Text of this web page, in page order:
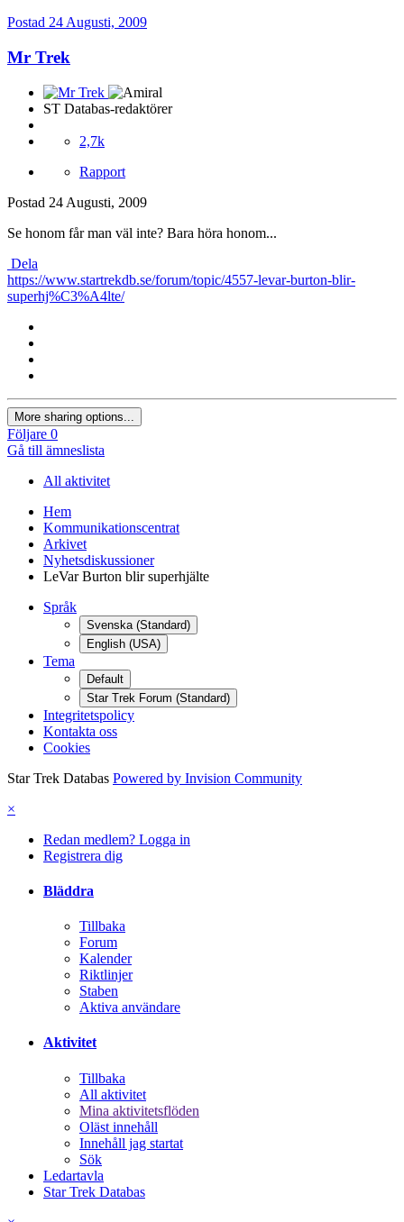
Postad 24 Augusti, 2009
Mr Trek
ST Databas-redaktörer
2,7k
Rapport
Postad 24 Augusti, 2009
Se honom får man väl inte? Bara höra honom...
Dela
https://www.startrekdb.se/forum/topic/4557-levar-burton-blir-
superhj%C3%A4lte/
More sharing options...
Följare 0
Gå till ämneslista
All aktivitet
Hem
Kommunikationscentrat
Arkivet
Nyhetsdiskussioner
LeVar Burton blir superhjälte
Språk
Svenska (Standard)
English (USA)
Tema
Default
Star Trek Forum (Standard)
Integritetspolicy
Kontakta oss
Cookies
Star Trek Databas Powered by Invision Community
×
Redan medlem? Logga in
Registrera dig
Bläddra
Tillbaka
Forum
Kalender
Riktlinjer
Staben
Aktiva användare
Aktivitet
Tillbaka
All aktivitet
Mina aktivitetsflöden
Oläst innehåll
Innehåll jag startat
Sök
Ledartavla
Star Trek Databas